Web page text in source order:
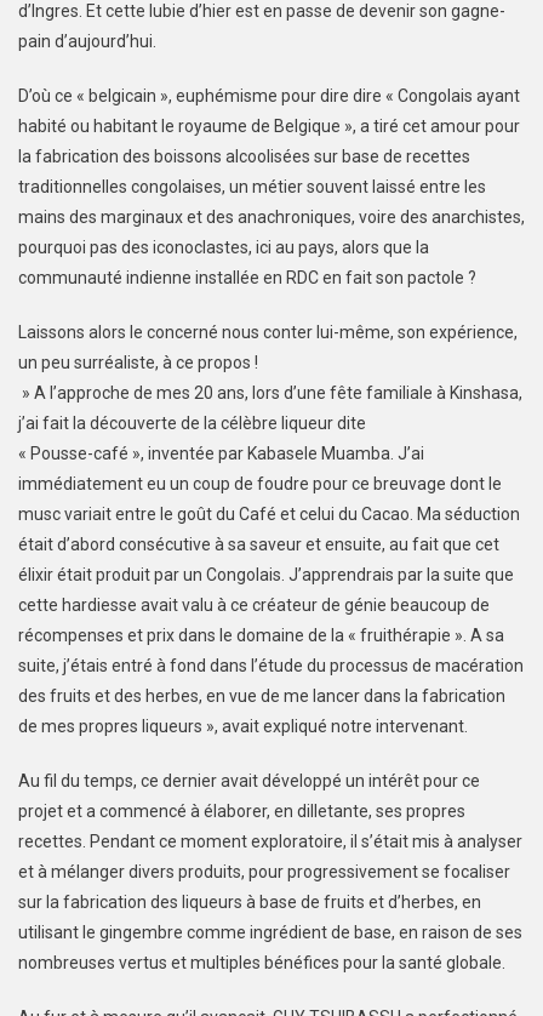
d’Ingres. Et cette lubie d’hier est en passe de devenir son gagne-
pain d’aujourd’hui.
D’où ce « belgicain », euphémisme pour dire dire « Congolais ayant
habité ou habitant le royaume de Belgique », a tiré cet amour pour
la fabrication des boissons alcoolisées sur base de recettes
traditionnelles congolaises, un métier souvent laissé entre les
mains des marginaux et des anachroniques, voire des anarchistes,
pourquoi pas des iconoclastes, ici au pays, alors que la
communauté indienne installée en RDC en fait son pactole ?
Laissons alors le concerné nous conter lui-même, son expérience,
un peu surréaliste, à ce propos !
» A l’approche de mes 20 ans, lors d’une fête familiale à Kinshasa,
j’ai fait la découverte de la célèbre liqueur dite
« Pousse-café », inventée par Kabasele Muamba. J’ai
immédiatement eu un coup de foudre pour ce breuvage dont le
musc variait entre le goût du Café et celui du Cacao. Ma séduction
était d’abord consécutive à sa saveur et ensuite, au fait que cet
élixir était produit par un Congolais. J’apprendrais par la suite que
cette hardiesse avait valu à ce créateur de génie beaucoup de
récompenses et prix dans le domaine de la « fruithérapie ». A sa
suite, j’étais entré à fond dans l’étude du processus de macération
des fruits et des herbes, en vue de me lancer dans la fabrication
de mes propres liqueurs », avait expliqué notre intervenant.
Au fil du temps, ce dernier avait développé un intérêt pour ce
projet et a commencé à élaborer, en dilletante, ses propres
recettes. Pendant ce moment exploratoire, il s’était mis à analyser
et à mélanger divers produits, pour progressivement se focaliser
sur la fabrication des liqueurs à base de fruits et d’herbes, en
utilisant le gingembre comme ingrédient de base, en raison de ses
nombreuses vertus et multiples bénéfices pour la santé globale.